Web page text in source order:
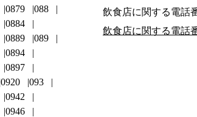
飲食店に関する電話
飲食店に関する電話
0879
088
0884
0889
089
0894
0897
0920
093
0942
0946